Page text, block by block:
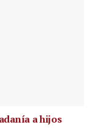
a hijos